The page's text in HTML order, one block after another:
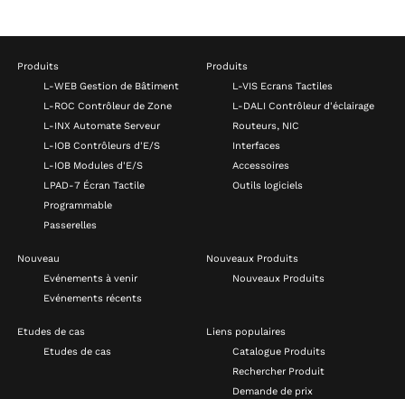
Produits
L-WEB Gestion de Bâtiment
L-ROC Contrôleur de Zone
L-INX Automate Serveur
L-IOB Contrôleurs d'E/S
L-IOB Modules d'E/S
LPAD-7 Écran Tactile
Programmable
Passerelles
Produits
L-VIS Ecrans Tactiles
L-DALI Contrôleur d'éclairage
Routeurs, NIC
Interfaces
Accessoires
Outils logiciels
Nouveau
Evénements à venir
Evénements récents
Nouveaux Produits
Nouveaux Produits
Etudes de cas
Etudes de cas
Liens populaires
Catalogue Produits
Rechercher Produit
Demande de prix